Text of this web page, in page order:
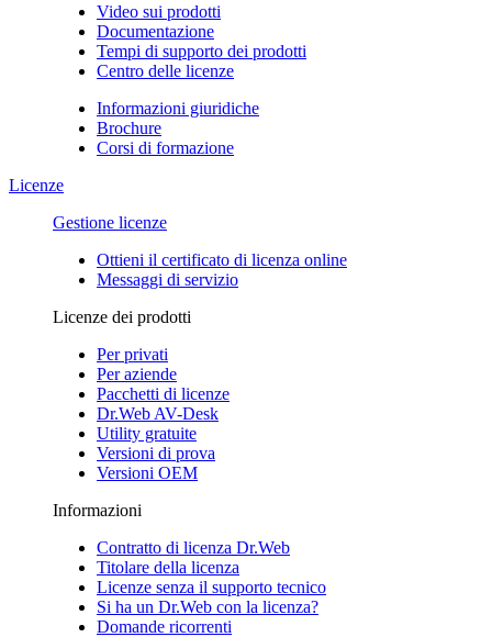
Video sui prodotti
Documentazione
Tempi di supporto dei prodotti
Centro delle licenze
Informazioni giuridiche
Brochure
Corsi di formazione
Licenze
Gestione licenze
Ottieni il certificato di licenza online
Messaggi di servizio
Licenze dei prodotti
Per privati
Per aziende
Pacchetti di licenze
Dr.Web AV-Desk
Utility gratuite
Versioni di prova
Versioni OEM
Informazioni
Contratto di licenza Dr.Web
Titolare della licenza
Licenze senza il supporto tecnico
Si ha un Dr.Web con la licenza?
Domande ricorrenti